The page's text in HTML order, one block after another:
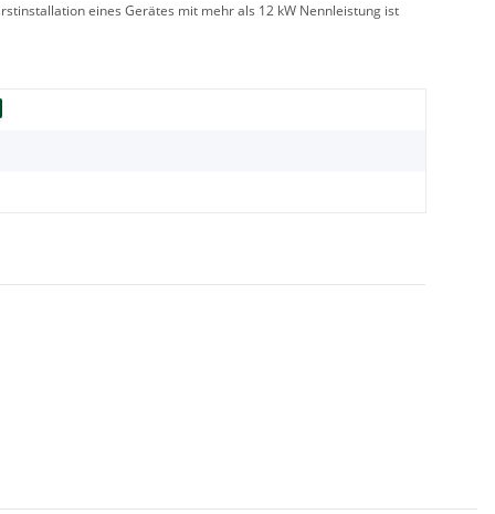
eines Gerätes mit mehr als 12 kW Nennleistung ist